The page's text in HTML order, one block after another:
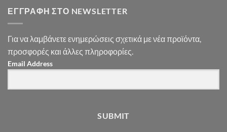
ΕΓΓΡΑΦΉ ΣΤΟ NEWSLETTER
Για να λαμβάνετε ενημερώσεις σχετικά με νέα προϊόντα,
προσφορές και άλλες πληροφορίες.
Email Address
SUBMIT